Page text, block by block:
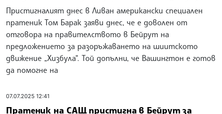
Пристигналият днес в Ливан американски специален
пратеник Том Барак заяви днес, че е доволен от
отговора на правителството в Бейрут на
предложението за разоръжаването на шиитското
движение „Хизбула“. Той допълни, че Вашингтон е готов
да помогне на
07.07.2025 12:41
Пратеник на САЩ пристигна в Бейрут за